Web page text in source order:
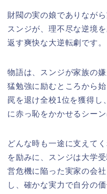
財閥の実の娘でありなが
スンジが、理不尽な逆境
返す爽快な大逆転劇です。
物語は、スンジが家族の
猛勉強に励むところから
罠を退け全校1位を獲得し
に赤っ恥をかかせるシー
どんな時も一途に支えて
を励みに、スンジは大学
営危機に陥った実家の会
し、確かな実力で自分の